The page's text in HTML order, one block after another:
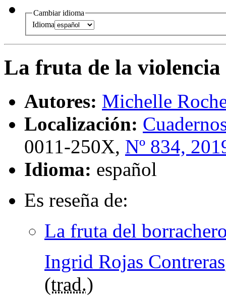
Cambiar idioma
Idioma
La fruta de la violencia
Autores: Michelle
Localización:
0011-250X, Nº 834,
Idioma: español
Es reseña de:
La fruta del
Ingrid Rojas Contreras
(trad.)